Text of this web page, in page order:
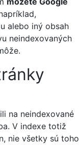
alebo iný obsah
neindexovaných
na neindexované
V indexe totiž
nie všetky sú toho